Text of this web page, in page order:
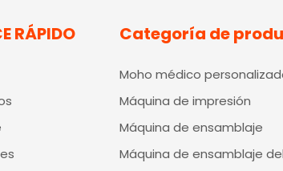
RÁPIDO Categoría de
Moho médico
Máquina de impresión
Máquina de ensamblaje
Máquina de ensamblaje